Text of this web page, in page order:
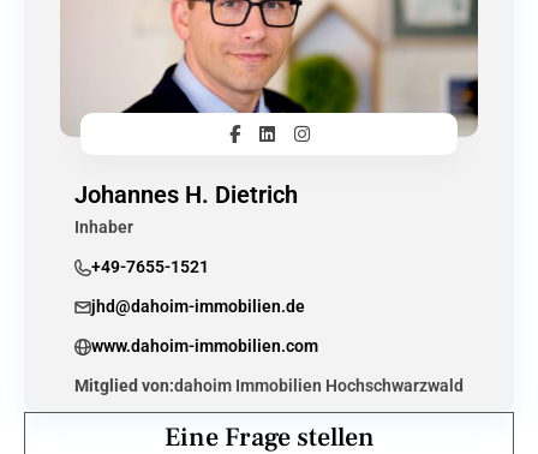
Johannes H. Dietrich
Inhaber
+49-7655-1521
jhd@dahoim-immobilien.de
www.dahoim-immobilien.com
Mitglied von:dahoim Immobilien Hochschwarzwald
Eine Frage stellen